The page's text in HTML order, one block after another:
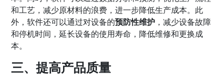
和工艺，减少原材料的浪费，进一步降低生产成本。此
外，软件还可以通过对设备的预防性维护 ，减少设备故障
和停机时间，延长设备的使用寿命，降低维修和更换成
本。
三、提高产品质量